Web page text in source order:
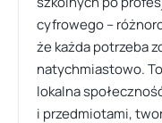
cyfrowego –
że każda potrzeba
natychmiastowo.
lokalna
i przedmiotami,